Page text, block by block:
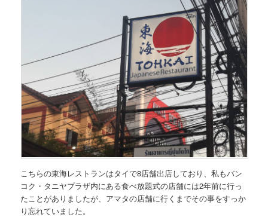
こちらの東海レストランはタイで8店舗出店しており、私もバン
コク・タニヤプラザ内にある食べ放題式の店舗には2年前に行っ
たことがありましたが、アマタの店舗に行くまでその事をすっか
り忘れていました。